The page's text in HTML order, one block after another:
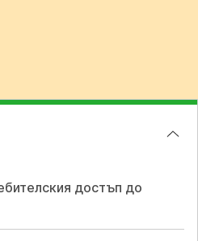
достъп до